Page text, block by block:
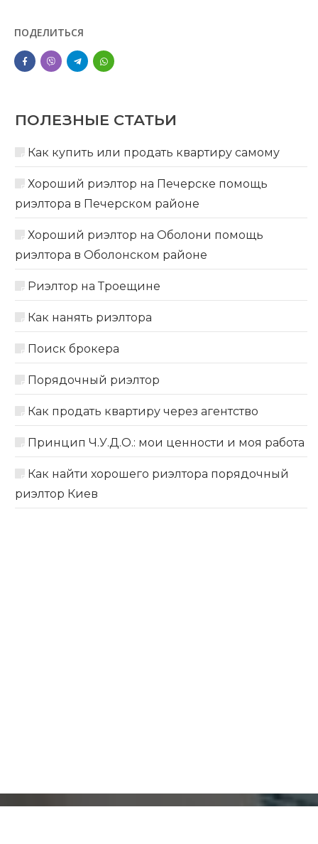
ПОДЕЛИТЬСЯ
ПОЛЕЗНЫЕ СТАТЬИ
Как купить или продать квартиру самому
Хороший риэлтор на Печерске помощь
риэлтора в Печерском районе
Хороший риэлтор на Оболони помощь
риэлтора в Оболонском районе
Риэлтор на Троещине
Как нанять риэлтора
Поиск брокера
Порядочный риэлтор
Как продать квартиру через агентство
Принцип Ч.У.Д.О.: мои ценности и моя работа
Как найти хорошего риэлтора порядочный
риэлтор Киев